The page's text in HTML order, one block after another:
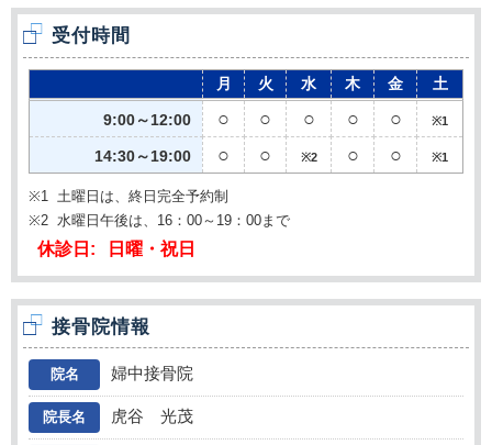
受付時間
月 火 水 木 金 土
9:00～12:00 ○ ○ ○ ○ ○ ※1
14:30～19:00 ○ ○ ※2 ○ ○ ※1
※1
土曜日は、終日完全予約制
※2 水曜日午後は、16：00～19：00まで
休診日: 日曜・祝日
接骨院情報
院名 婦中接骨院
院長名 虎谷 光茂